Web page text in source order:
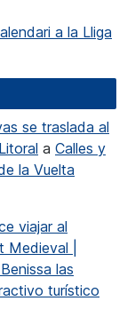
a la Lliga
se traslada al
a Calles y
la Vuelta
viajar al
|
las
turístico